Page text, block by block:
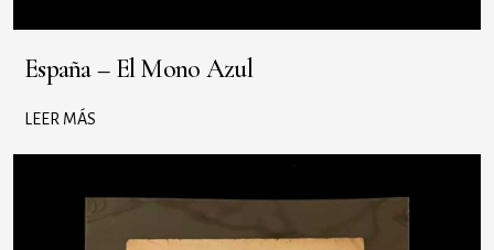
España – El Mono Azul
LEER MÁS